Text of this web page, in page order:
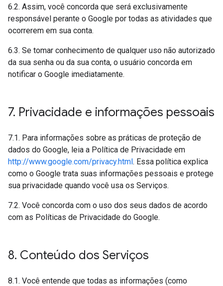
6.2. Assim, você concorda que será exclusivamente
responsável perante o Google por todas as atividades que
ocorrerem em sua conta.
6.3. Se tomar conhecimento de qualquer uso não autorizado
da sua senha ou da sua conta, o usuário concorda em
notificar o Google imediatamente.
7. Privacidade e informações pessoais
7.1. Para informações sobre as práticas de proteção de
dados do Google, leia a Política de Privacidade em
http://www.google.com/privacy.html. Essa política explica
como o Google trata suas informações pessoais e protege
sua privacidade quando você usa os Serviços.
7.2. Você concorda com o uso dos seus dados de acordo
com as Políticas de Privacidade do Google.
8. Conteúdo dos Serviços
8.1. Você entende que todas as informações (como